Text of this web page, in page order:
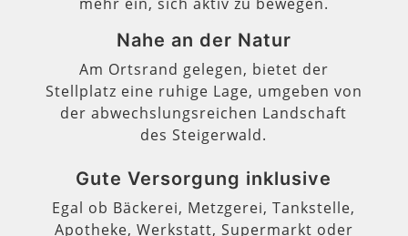
Nahe an der Natur
Am Ortsrand gelegen, bietet der
Stellplatz eine ruhige Lage, umgeben von
der abwechslungsreichen Landschaft
des Steigerwald.
Gute Versorgung inklusive
Egal ob Bäckerei, Metzgerei, Tankstelle,
Apotheke, Werkstatt, Supermarkt oder